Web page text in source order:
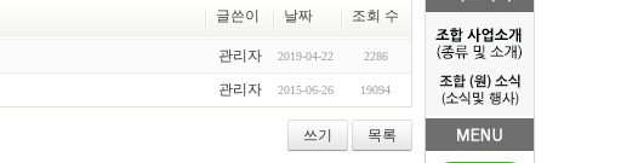
글쓴이 날짜 조회 수
관리자 2019-04-22 2286
관리자 2015-06-26 19094
쓰기 목록